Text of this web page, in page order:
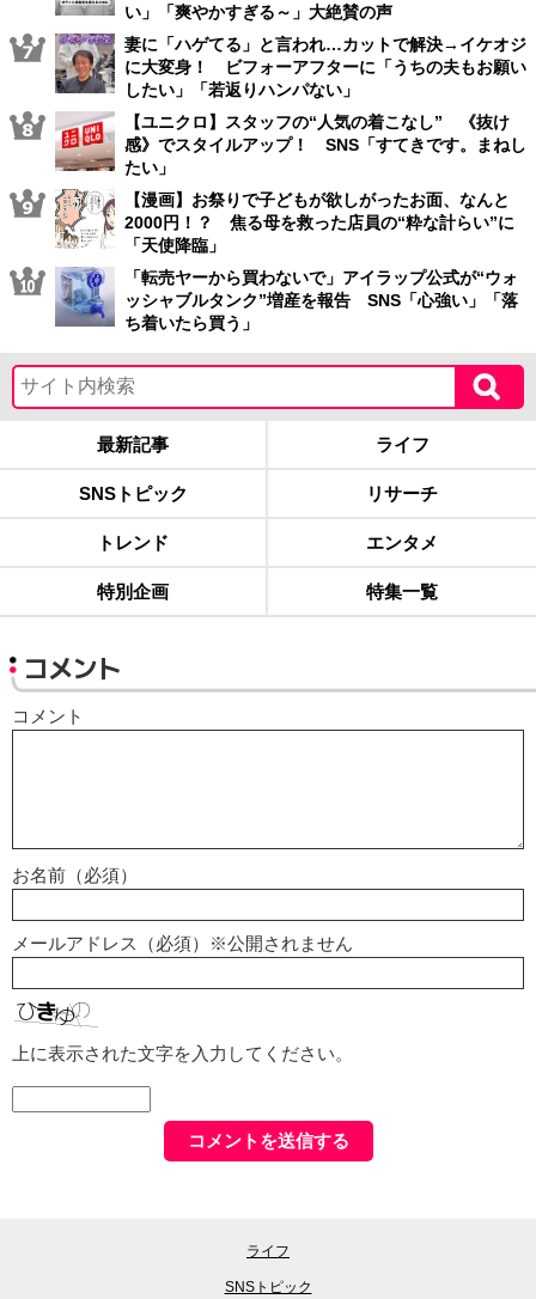
い」「爽やかすぎる～」大絶賛の声
妻に「ハゲてる」と言われ…カットで解決→イケオジ
に大変身！ ビフォーアフターに「うちの夫もお願い
したい」「若返りハンパない」
【ユニクロ】スタッフの“人気の着こなし” 《抜け
感》でスタイルアップ！ SNS「すてきです。まねし
たい」
【漫画】お祭りで子どもが欲しがったお面、なんと
2000円！？ 焦る母を救った店員の“粋な計らい”に
「天使降臨」
「転売ヤーから買わないで」アイラップ公式が“ウォ
ッシャブルタンク”増産を報告 SNS「心強い」「落
ち着いたら買う」
最新記事 ライフ
SNSトピック リサーチ
トレンド エンタメ
特別企画 特集一覧
コメント
コメント
お名前（必須）
メールアドレス（必須）※公開されません
上に表示された文字を入力してください。
ライフ
SNSトピック